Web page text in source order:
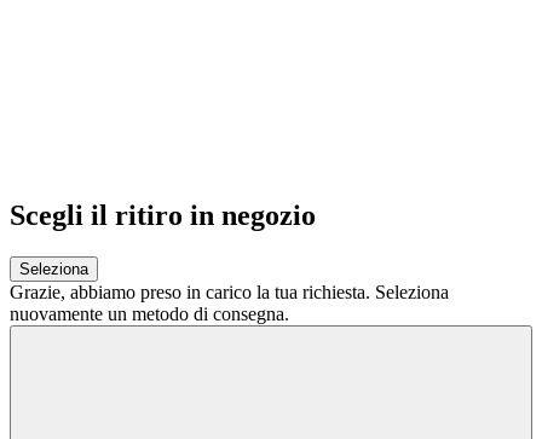
Scegli il ritiro in negozio
Seleziona
Grazie, abbiamo preso in carico la tua richiesta. Seleziona
nuovamente un metodo di consegna.